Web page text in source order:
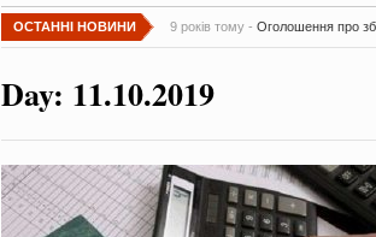
ОСТАННІ НОВИНИ 9 років тому - Оголошення про
Day: 11.10.2019